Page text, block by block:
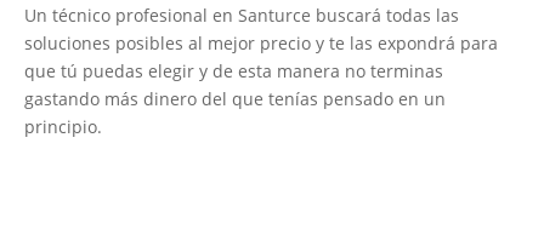
Un técnico profesional en Santurce buscará todas las
soluciones posibles al mejor precio y te las expondrá para
que tú puedas elegir y de esta manera no terminas
gastando más dinero del que tenías pensado en un
principio.